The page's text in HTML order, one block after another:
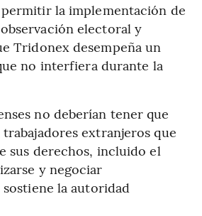
la implementación de
electoral y
Tridonex desempeña un
no interfiera durante la
no deberían tener que
extranjeros que
sus derechos, incluido el
y negociar
la autoridad